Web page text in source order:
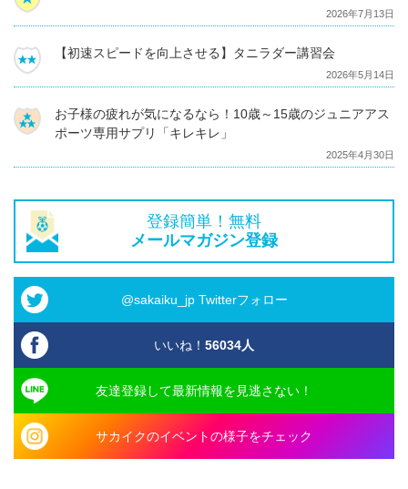
2026年7月13日
【初速スピードを向上させる】タニラダー講習会
2026年5月14日
お子様の疲れが気になるなら！10歳～15歳のジュニアアス
ポーツ専用サプリ「キレキレ」
2025年4月30日
登録簡単！無料
メールマガジン登録
@sakaiku_jp Twitterフォロー
いいね！ 56034人
友達登録して最新情報を見逃さない！
サカイクのイベントの様子をチェック